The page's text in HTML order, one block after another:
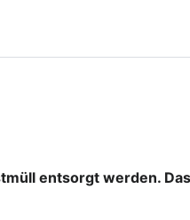
entsorgt werden.